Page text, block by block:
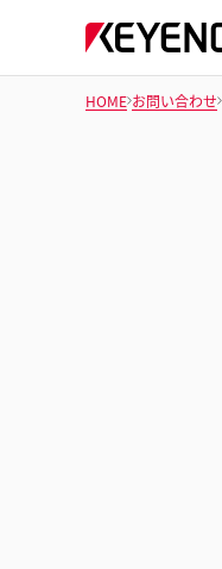
HOME お問い合わせ